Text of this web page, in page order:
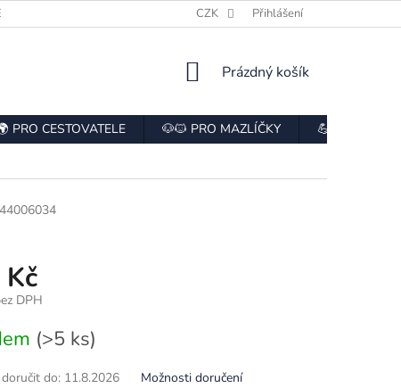
ODSTOUPENÍ OD SMLOUVY
CZK Přihlášení
NÁKUPNÍ
Prázdný košík
PRO CESTOVATELE 🐶🐱 PRO MAZLÍČKY
💪 PRO
DPH
(>5 ks)
do: 11.8.2026 Možnosti doručení